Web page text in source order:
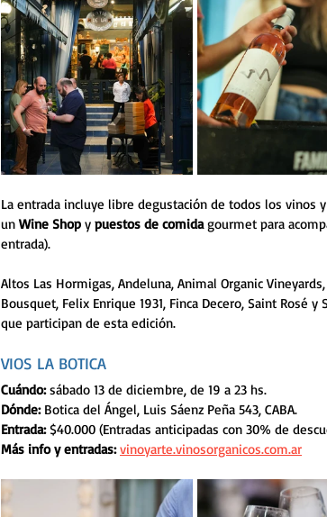
La entrada incluye libre degustación de todos los vinos
un Wine Shop y puestos de comida gourmet para
entrada).
Altos Las Hormigas, Andeluna, Animal Organic
Bousquet, Felix Enrique 1931, Finca Decero, Saint Rosé
que participan de esta edición.
VIOS LA BOTICA
Cuándo: sábado 13 de diciembre, de 19 a 23 hs.
Dónde: Botica del Ángel, Luis Sáenz Peña 543, CABA.
Entrada: $40.000 (Entradas anticipadas con 30% de
Más info y entradas: vinoyarte.vinosorganicos.com.ar